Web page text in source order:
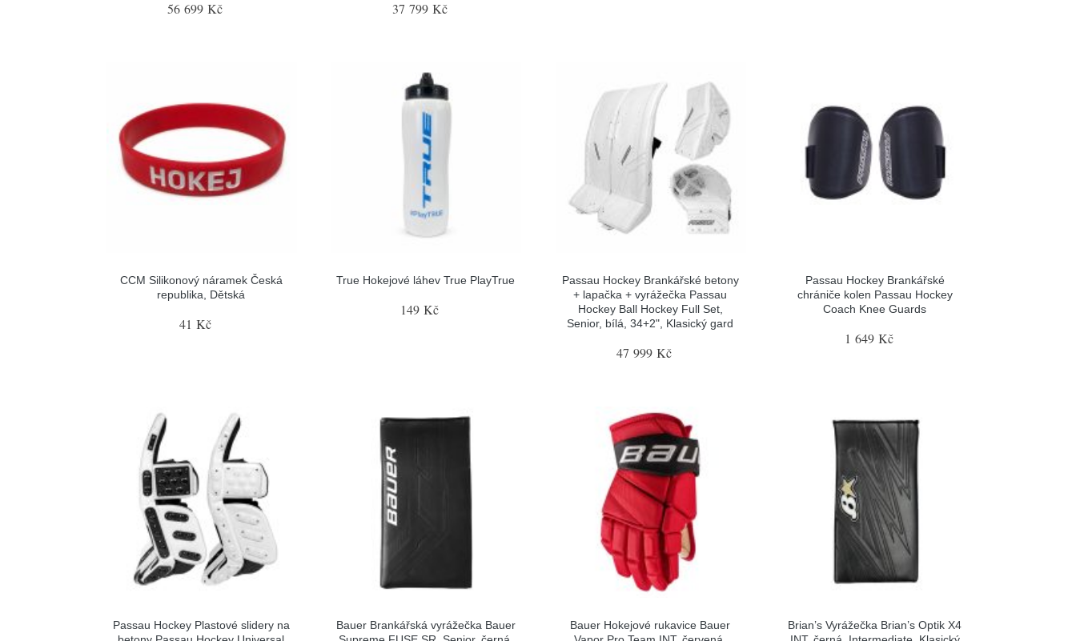
56 699 Kč 37 799 Kč
CCM Silikonový náramek Česká
republika, Dětská
41 Kč
True Hokejové láhev True PlayTrue
149 Kč
Passau Hockey Brankářské betony
+ lapačka + vyrážečka Passau
Hockey Ball Hockey Full Set,
Senior, bílá, 34+2", Klasický gard
47 999 Kč
Passau Hockey Brankářské
chrániče kolen Passau Hockey
Coach Knee Guards
1 649 Kč
Passau Hockey Plastové slidery na
Bauer Brankářská vyrážečka Bauer
Bauer Hokejové rukavice Bauer
Brian’s Vyrážečka Brian’s Optik X4